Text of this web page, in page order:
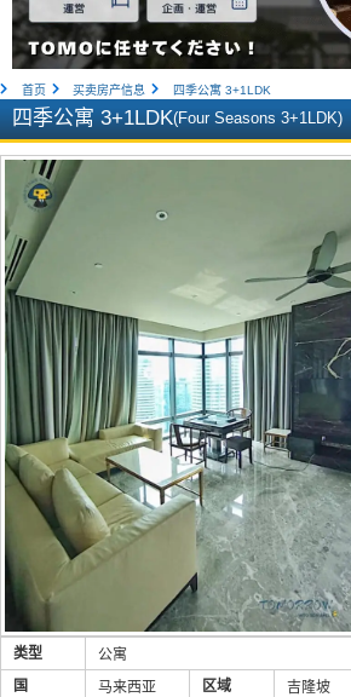
首页 买卖房产信息 四季公寓 3+1LDK
四季公寓 3+1LDK(Four Seasons 3+1LDK)
类型
公寓
国
马来西亚 区域
吉隆坡